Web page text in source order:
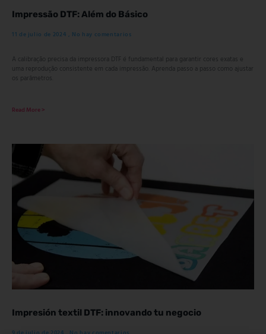
Impressão DTF: Além do Básico
11 de julio de 2024 No hay comentarios
A calibração precisa da impressora DTF é fundamental para garantir cores exatas e
uma reprodução consistente em cada impressão. Aprenda passo a passo como ajustar
os parâmetros.
Read More >
Impresión textil DTF: innovando tu negocio